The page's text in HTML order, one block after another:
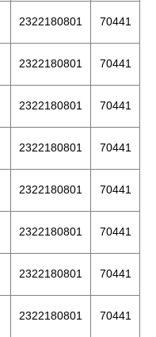
2322180801 70441
2322180801 70441
2322180801 70441
2322180801 70441
2322180801 70441
2322180801 70441
2322180801 70441
2322180801 70441